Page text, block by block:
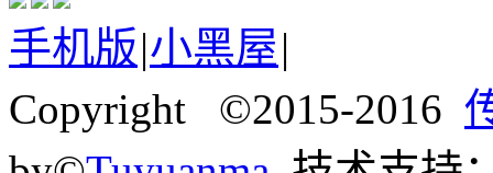
手机版|小黑屋|
Copyright ©2015-2016